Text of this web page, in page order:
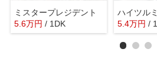
ミスタープレジデント
5.6万円 / 1DK
ハイツル
5.4万円 /